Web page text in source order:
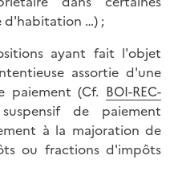
d'habitation …) ;
ayant fait l'objet
assortie d'une
paiement (Cf. BOI-REC-
de paiement
à la majoration de
ou fractions d'impôts